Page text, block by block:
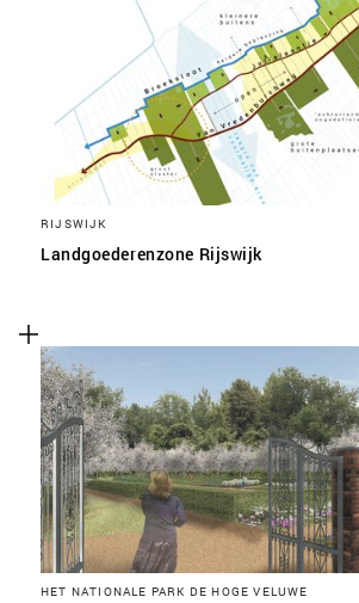
RIJSWIJK
Landgoederenzone Rijswijk
HET NATIONALE PARK DE HOGE VELUWE